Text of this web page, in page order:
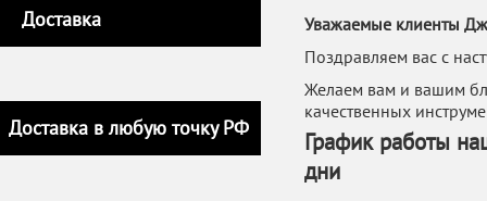
Доставка
Доставка в любую точку РФ
Уважаемые клиенты
Поздравляем вас с
Желаем вам и вашим
качественных
График работы
дни